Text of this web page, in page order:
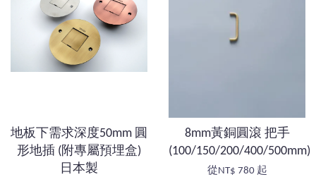
地板下需求深度50mm 圓
形地插 (附專屬預埋盒)
日本製
8mm黃銅圓滾 把手
(100/150/200/400/500mm)
從 NT$ 780 起